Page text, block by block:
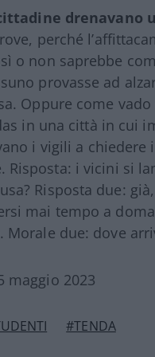
drenavano
perché
o non saprebbe
provasse ad
Oppure come
in una città in cui
i vigili a
Risposta: i vicini si
Risposta due:
mai tempo a
Morale due: dove
maggio 2023
#TENDA